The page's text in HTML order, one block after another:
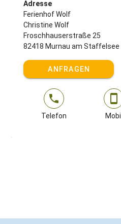
Adresse
Ferienhof Wolf
Christine Wolf
Froschhauserstraße 25
82418 Murnau am Staffelsee
ANFRAGEN
Telefon Mobil